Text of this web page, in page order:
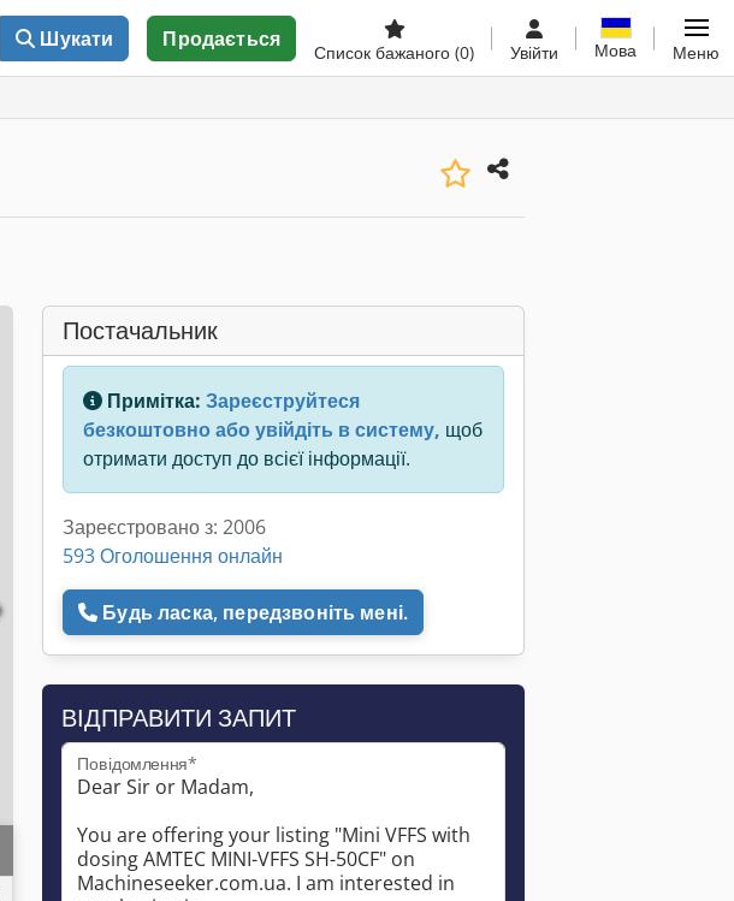
Шукати Продається
Список бажаного (0) Увійти Мова Меню
Запросити більше зображень
Постачальник
Примітка: Зареєструйтеся
безкоштовно або увійдіть в систему, щоб
отримати доступ до всієї інформації.
Зареєстровано з: 2006
593 Оголошення онлайн
Будь ласка, передзвоніть мені.
ВІДПРАВИТИ ЗАПИТ
Повідомлення*